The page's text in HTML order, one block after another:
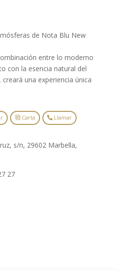
de Nota Blu New
entre lo moderno
con la esencia natural del
una experiencia única
Carta Llamar
s/n, 29602 Marbella,
27